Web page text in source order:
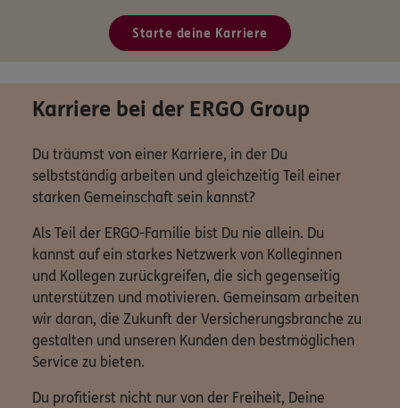
Starte deine Karriere
Karriere bei der ERGO Group
Du träumst von einer Karriere, in der Du
selbstständig arbeiten und gleichzeitig Teil einer
starken Gemeinschaft sein kannst?
Als Teil der ERGO-Familie bist Du nie allein. Du
kannst auf ein starkes Netzwerk von Kolleginnen
und Kollegen zurückgreifen, die sich gegenseitig
unterstützen und motivieren. Gemeinsam arbeiten
wir daran, die Zukunft der Versicherungsbranche zu
gestalten und unseren Kunden den bestmöglichen
Service zu bieten.
Du profitierst nicht nur von der Freiheit, Deine